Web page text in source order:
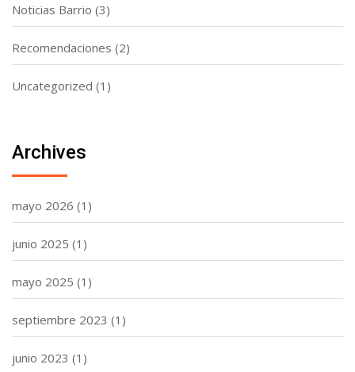
Noticias Barrio (3)
Recomendaciones (2)
Uncategorized (1)
Archives
mayo 2026 (1)
junio 2025 (1)
mayo 2025 (1)
septiembre 2023 (1)
junio 2023 (1)